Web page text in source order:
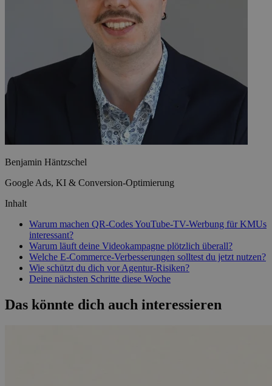
Benjamin Häntzschel
Google Ads, KI & Conversion-Optimierung
Inhalt
Warum machen QR-Codes YouTube-TV-Werbung für KMUs
interessant?
Warum läuft deine Videokampagne plötzlich überall?
Welche E-Commerce-Verbesserungen solltest du jetzt nutzen?
Wie schützt du dich vor Agentur-Risiken?
Deine nächsten Schritte diese Woche
Das könnte dich auch interessieren